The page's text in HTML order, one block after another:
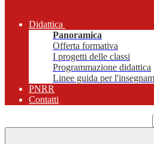
Didattica
Panoramica
Offerta formativa
I progetti delle classi
Programmazione didattica
Linee guida per
PNRR
Contatti